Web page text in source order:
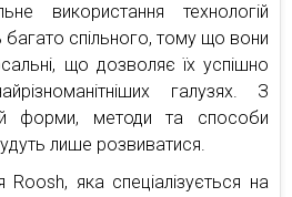
використання технологій
спільного, тому що вони
що дозволяє їх успішно
галузях. З
форми, методи та способи
лише розвиватися.
Roosh, яка спеціалізується на